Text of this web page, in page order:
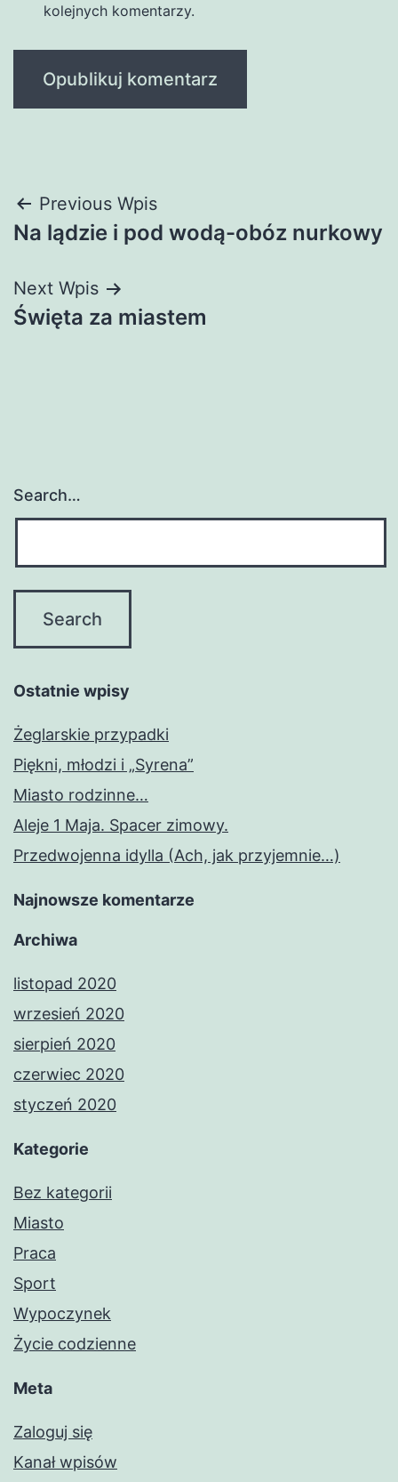
kolejnych komentarzy.
Nawigacja
wpisu
Previous Wpis
Na lądzie i pod wodą-obóz nurkowy
Next Wpis
Święta za miastem
Search…
Ostatnie wpisy
Żeglarskie przypadki
Piękni, młodzi i „Syrena”
Miasto rodzinne…
Aleje 1 Maja. Spacer zimowy.
Przedwojenna idylla (Ach, jak przyjemnie…)
Najnowsze komentarze
Archiwa
listopad 2020
wrzesień 2020
sierpień 2020
czerwiec 2020
styczeń 2020
Kategorie
Bez kategorii
Miasto
Praca
Sport
Wypoczynek
Życie codzienne
Meta
Zaloguj się
Kanał wpisów